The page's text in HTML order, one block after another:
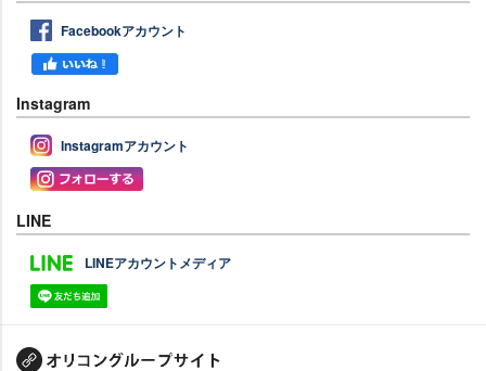
Facebookアカウント
Instagram
Instagramアカウント
LINE
LINEアカウントメディア